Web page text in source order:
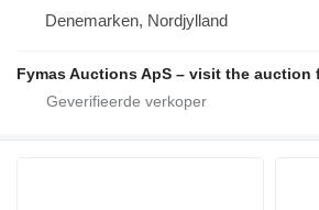
Denemarken, Nordjylland